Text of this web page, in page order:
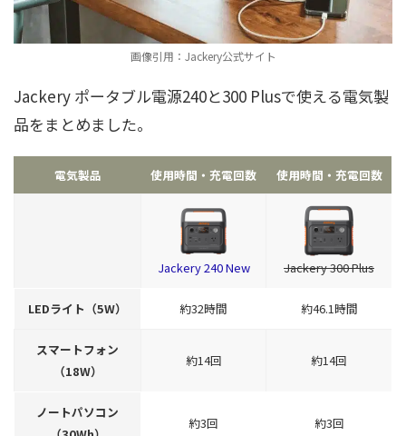
画像引用：Jackery公式サイト
Jackery ポータブル電源240と300 Plusで使える電気製
品をまとめました。
電気製品 使用時間・充電回数 使用時間・充電回数
Jackery 240 New Jackery 300 Plus
LEDライト（5W） 約32時間 約46.1時間
スマートフォン
（18W）
約14回 約14回
ノートパソコン
約3回 約3回